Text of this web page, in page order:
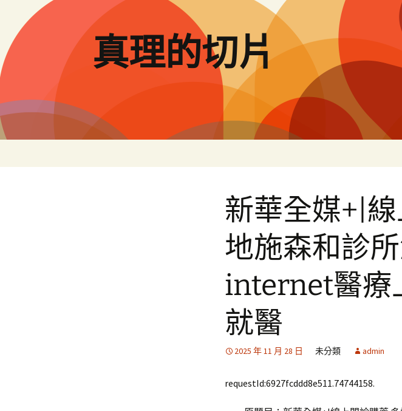
要
內
容
真理的切片
新華全媒+|
地施森和診
internet醫療
就醫
2025 年 11 月 28 日 未分類 admin
requestId:6927fcddd8e511.74744158.